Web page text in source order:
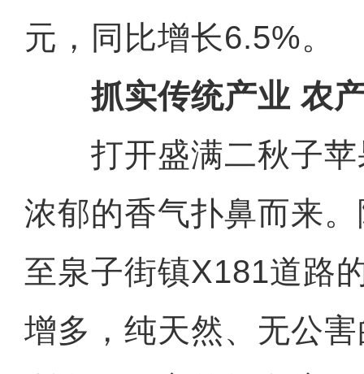
元，同比增长6.5%。
抓实传统产业 农产
打开盛满二秋子苹
浓郁的香气扑鼻而来
至泉子街镇X181道路
增多，纯天然、无公